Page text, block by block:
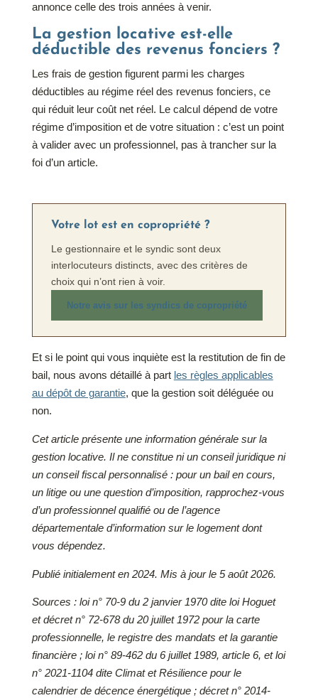
annonce celle des trois années à venir.
La gestion locative est-elle
déductible des revenus fonciers ?
Les frais de gestion figurent parmi les charges
déductibles au régime réel des revenus fonciers, ce
qui réduit leur coût net réel. Le calcul dépend de votre
régime d’imposition et de votre situation : c’est un point
à valider avec un professionnel, pas à trancher sur la
foi d’un article.
Votre lot est en copropriété ?
Le gestionnaire et le syndic sont deux
interlocuteurs distincts, avec des critères de
choix qui n’ont rien à voir.
Notre avis sur les syndics de copropriété
Et si le point qui vous inquiète est la restitution de fin de
bail, nous avons détaillé à part les règles applicables
au dépôt de garantie, que la gestion soit déléguée ou
non.
Cet article présente une information générale sur la
gestion locative. Il ne constitue ni un conseil juridique ni
un conseil fiscal personnalisé : pour un bail en cours,
un litige ou une question d’imposition, rapprochez-vous
d’un professionnel qualifié ou de l’agence
départementale d’information sur le logement dont
vous dépendez.
Publié initialement en 2024. Mis à jour le 5 août 2026.
Sources : loi n° 70-9 du 2 janvier 1970 dite loi Hoguet
et décret n° 72-678 du 20 juillet 1972 pour la carte
professionnelle, le registre des mandats et la garantie
financière ; loi n° 89-462 du 6 juillet 1989, article 6, et loi
n° 2021-1104 dite Climat et Résilience pour le
calendrier de décence énergétique ; décret n° 2014-